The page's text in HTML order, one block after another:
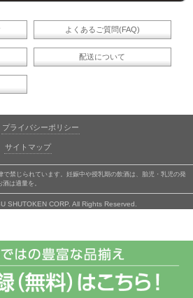
よくあるご質問(FAQ)
配送について
プライバシーポリシー
サイトマップ
禁じられています。妊娠中や授乳期の飲酒は、胎児・乳児の発
は適量を。
SHUTOKEN CORP. All Rights Reserved.